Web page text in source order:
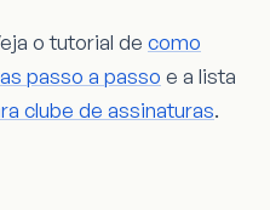
o tutorial de como
passo a passo e a lista
clube de assinaturas.